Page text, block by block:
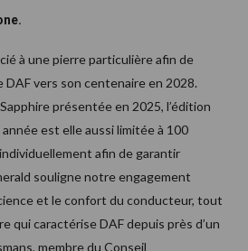
à une pierre particulière afin de
DAF vers son centenaire en 2028.
présentée en 2025, l’édition
est elle aussi limitée à 100
afin de garantir
souligne notre engagement
et le confort du conducteur, tout
qui caractérise DAF depuis près d’un
membre du Conseil